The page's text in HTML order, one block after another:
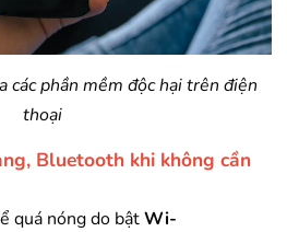
các phần mềm độc hại trên điện
thoại
Bluetooth khi không cần
quá nóng do bậtWi-